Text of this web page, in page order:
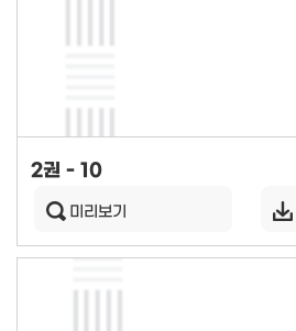
2권 - 10
미리보기